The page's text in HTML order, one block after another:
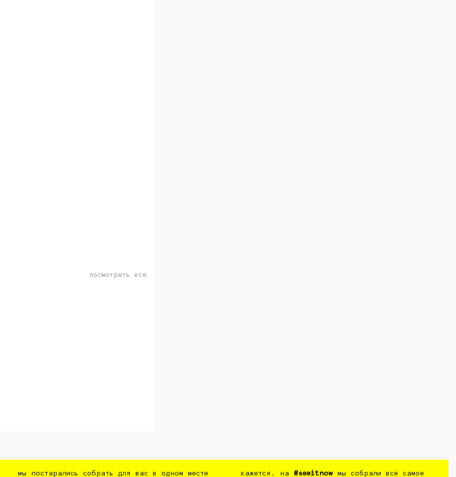
посмотреть все
мы постарались собрать для вас в одном месте кажется, на #seeitnow мы собрали всё самое